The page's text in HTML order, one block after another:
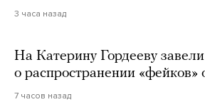
3 часа назад
На Катерину Гордееву
о распространении «фейков»
7 часов назад